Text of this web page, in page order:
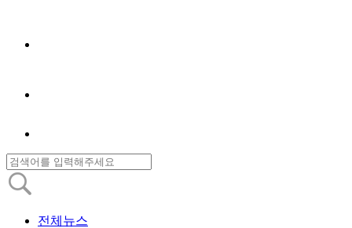
전체뉴스